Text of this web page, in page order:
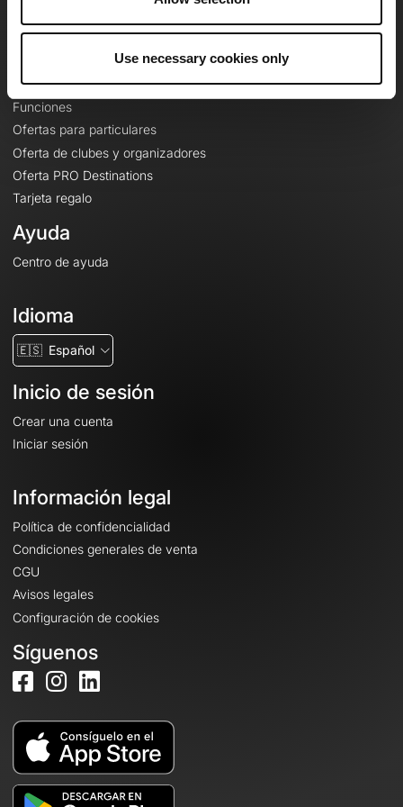
Use necessary cookies only
Le Mag'
Mapas base topográficos
Funciones
Ofertas para particulares
Oferta de clubes y organizadores
Oferta PRO Destinations
Tarjeta regalo
Ayuda
Centro de ayuda
Idioma
🇪🇸 Español
Inicio de sesión
Crear una cuenta
Iniciar sesión
Información legal
Política de confidencialidad
Condiciones generales de venta
CGU
Avisos legales
Configuración de cookies
Síguenos